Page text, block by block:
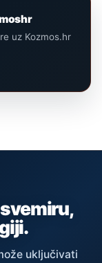
uz Kozmos.hr
uključivati